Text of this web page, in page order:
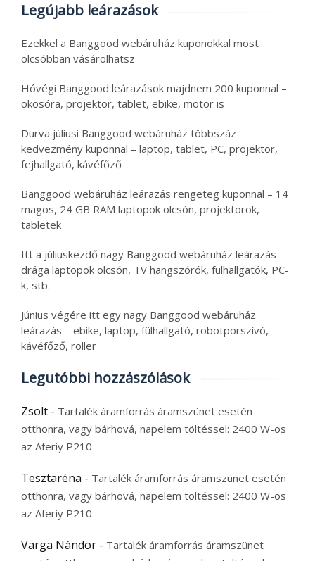
Legújabb leárazások
Ezekkel a Banggood webáruház kuponokkal most
olcsóbban vásárolhatsz
Hóvégi Banggood leárazások majdnem 200 kuponnal –
okosóra, projektor, tablet, ebike, motor is
Durva júliusi Banggood webáruház többszáz
kedvezmény kuponnal – laptop, tablet, PC, projektor,
fejhallgató, kávéfőző
Banggood webáruház leárazás rengeteg kuponnal – 14
magos, 24 GB RAM laptopok olcsón, projektorok,
tabletek
Itt a júliuskezdő nagy Banggood webáruház leárazás –
drága laptopok olcsón, TV hangszórók, fülhallgatók, PC-
k, stb.
Június végére itt egy nagy Banggood webáruház
leárazás – ebike, laptop, fülhallgató, robotporszívó,
kávéfőző, roller
Legutóbbi hozzászólások
Zsolt - Tartalék áramforrás áramszünet esetén
otthonra, vagy bárhová, napelem töltéssel: 2400 W-os
az Aferiy P210
Tesztaréna - Tartalék áramforrás áramszünet esetén
otthonra, vagy bárhová, napelem töltéssel: 2400 W-os
az Aferiy P210
Varga Nándor - Tartalék áramforrás áramszünet